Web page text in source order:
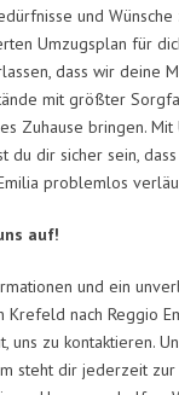
und Wünsche
Umzugsplan für
dass wir deine
mit größter
Zuhause bringen.
du dir sicher sein,
problemlos
auf!
und ein
Krefeld nach Reggio
uns zu kontaktieren.
steht dir jederzeit